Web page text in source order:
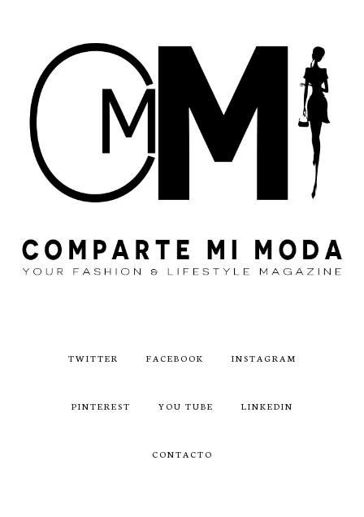
TWITTER FACEBOOK INSTAGRAM
PINTEREST YOU TUBE LINKEDIN
CONTACTO